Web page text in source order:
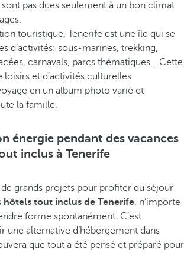
pas dues seulement à un bon climat
touristique, Tenerife est une île qui se
d’activités: sous-marines, trekking,
carnavals, parcs thématiques… Cette
loisirs et d’activités culturelles
en un album photo varié et
la famille.
énergie pendant des vacances
inclus à Tenerife
de grands projets pour profiter du séjour
hôtels tout inclus de Tenerife, n’importe
forme spontanément. C’est
une alternative d’hébergement dans
que tout a été pensé et préparé pour